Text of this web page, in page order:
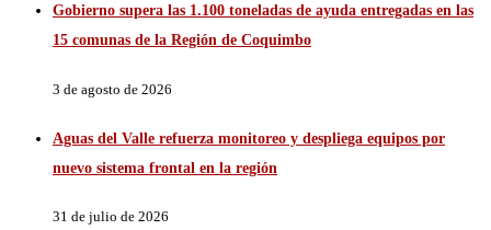
Gobierno supera las 1.100 toneladas de ayuda entregadas en las
15 comunas de la Región de Coquimbo
3 de agosto de 2026
Aguas del Valle refuerza monitoreo y despliega equipos por
nuevo sistema frontal en la región
31 de julio de 2026